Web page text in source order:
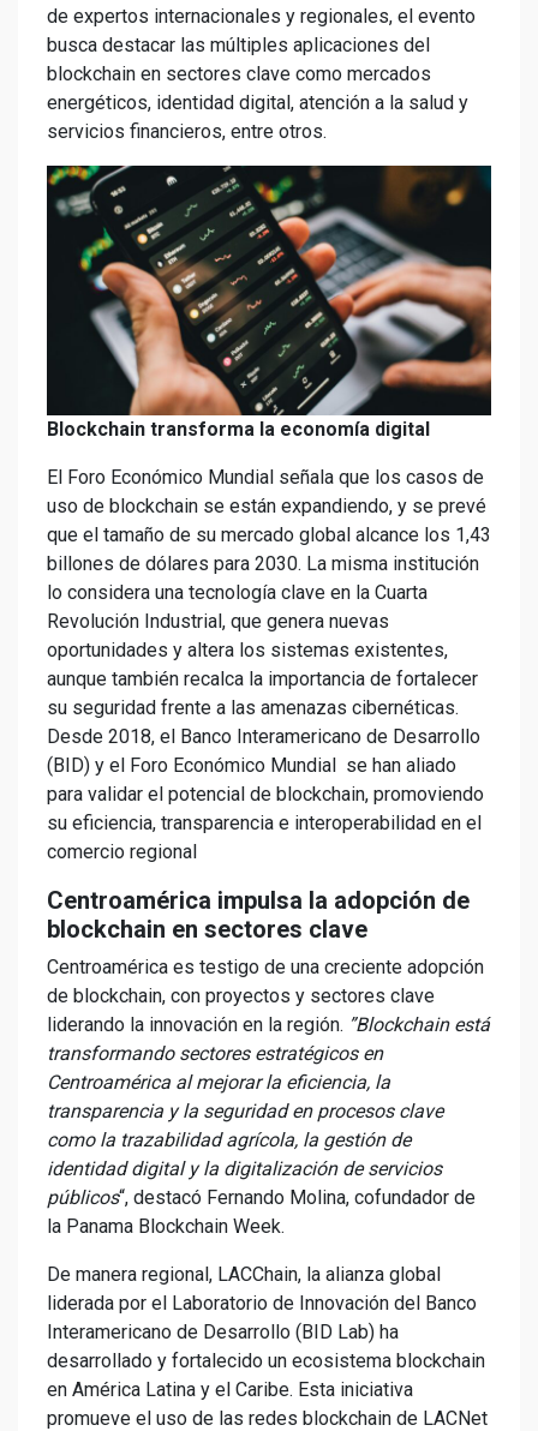
de expertos internacionales y regionales, el evento
busca destacar las múltiples aplicaciones del
blockchain en sectores clave como mercados
energéticos, identidad digital, atención a la salud y
servicios financieros, entre otros.
Blockchain transforma la economía digital
El Foro Económico Mundial señala que los casos de
uso de blockchain se están expandiendo, y se prevé
que el tamaño de su mercado global alcance los 1,43
billones de dólares para 2030. La misma institución
lo considera una tecnología clave en la Cuarta
Revolución Industrial, que genera nuevas
oportunidades y altera los sistemas existentes,
aunque también recalca la importancia de fortalecer
su seguridad frente a las amenazas cibernéticas.
Desde 2018, el Banco Interamericano de Desarrollo
(BID) y el Foro Económico Mundial se han aliado
para validar el potencial de blockchain, promoviendo
su eficiencia, transparencia e interoperabilidad en el
comercio regional
Centroamérica impulsa la adopción de
blockchain en sectores clave
Centroamérica es testigo de una creciente adopción
de blockchain, con proyectos y sectores clave
liderando la innovación en la región. ”Blockchain está
transformando sectores estratégicos en
Centroamérica al mejorar la eficiencia, la
transparencia y la seguridad en procesos clave
como la trazabilidad agrícola, la gestión de
identidad digital y la digitalización de servicios
públicos“, destacó Fernando Molina, cofundador de
la Panama Blockchain Week.
De manera regional, LACChain, la alianza global
liderada por el Laboratorio de Innovación del Banco
Interamericano de Desarrollo (BID Lab) ha
desarrollado y fortalecido un ecosistema blockchain
en América Latina y el Caribe. Esta iniciativa
promueve el uso de las redes blockchain de LACNet